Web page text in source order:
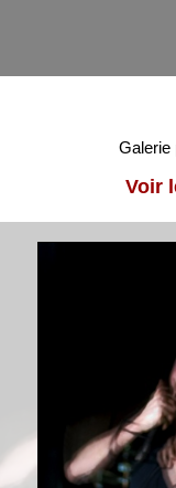
Galerie
Voir